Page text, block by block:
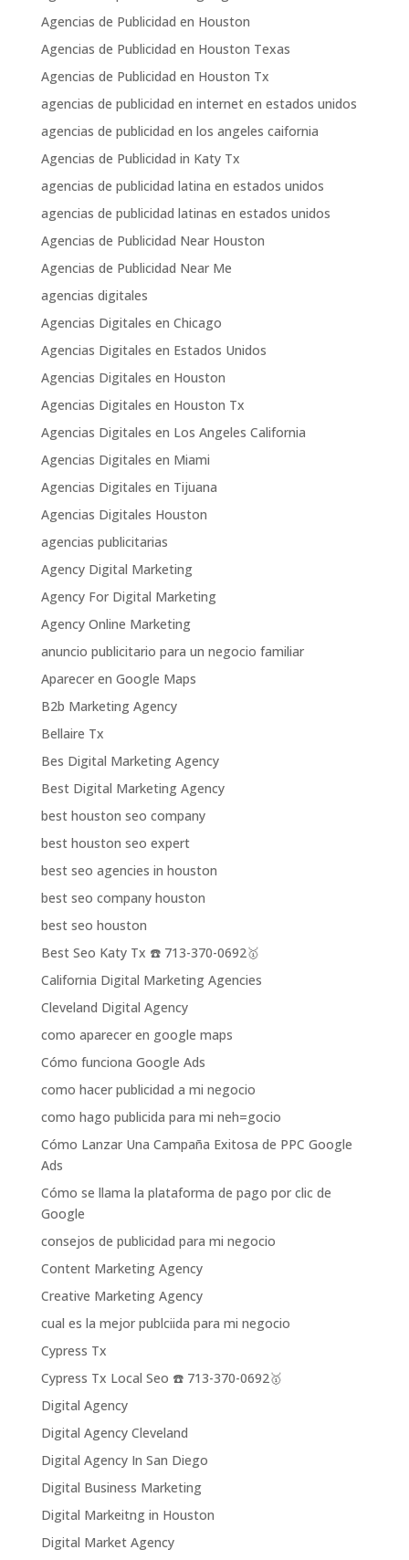
Agencias de Publicidad en Houston
Agencias de Publicidad en Houston Texas
Agencias de Publicidad en Houston Tx
agencias de publicidad en internet en estados unidos
agencias de publicidad en los angeles caifornia
Agencias de Publicidad in Katy Tx
agencias de publicidad latina en estados unidos
agencias de publicidad latinas en estados unidos
Agencias de Publicidad Near Houston
Agencias de Publicidad Near Me
agencias digitales
Agencias Digitales en Chicago
Agencias Digitales en Estados Unidos
Agencias Digitales en Houston
Agencias Digitales en Houston Tx
Agencias Digitales en Los Angeles California
Agencias Digitales en Miami
Agencias Digitales en Tijuana
Agencias Digitales Houston
agencias publicitarias
Agency Digital Marketing
Agency For Digital Marketing
Agency Online Marketing
anuncio publicitario para un negocio familiar
Aparecer en Google Maps
B2b Marketing Agency
Bellaire Tx
Bes Digital Marketing Agency
Best Digital Marketing Agency
best houston seo company
best houston seo expert
best seo agencies in houston
best seo company houston
best seo houston
Best Seo Katy Tx ☎️ 713-370-0692🥇
California Digital Marketing Agencies
Cleveland Digital Agency
como aparecer en google maps
Cómo funciona Google Ads
como hacer publicidad a mi negocio
como hago publicida para mi neh=gocio
Cómo Lanzar Una Campaña Exitosa de PPC Google
Ads
Cómo se llama la plataforma de pago por clic de
Google
consejos de publicidad para mi negocio
Content Marketing Agency
Creative Marketing Agency
cual es la mejor publciida para mi negocio
Cypress Tx
Cypress Tx Local Seo ☎️ 713-370-0692🥇
Digital Agency
Digital Agency Cleveland
Digital Agency In San Diego
Digital Business Marketing
Digital Markeitng in Houston
Digital Market Agency